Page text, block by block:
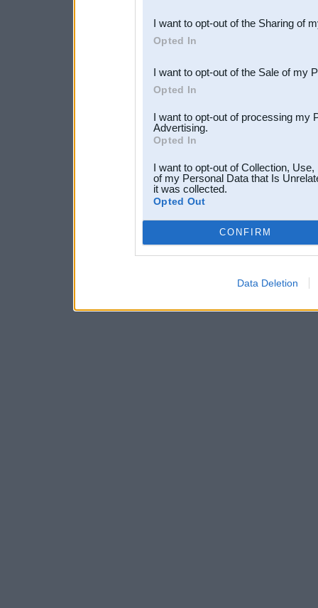
Downstream Participants
third parties.
I want to opt-out of the Sharing of
Opted In
I want to opt-out of the Sale of my
Opted In
I want to opt-out of processing my
Advertising.
Opted In
I want to opt-out of Collection,
of my Personal Data that Is
it was collected.
Opted Out
CONFIRM
Data Deletion